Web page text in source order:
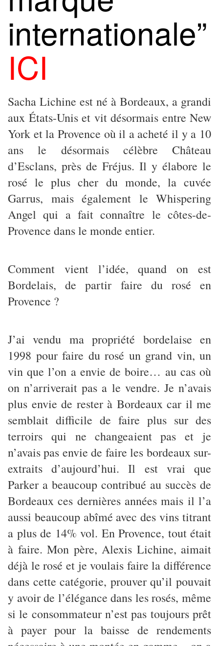
internationale”
ICI
Sacha Lichine est né à Bordeaux, a grandi
aux États-Unis et vit désormais entre New
York et la Provence où il a acheté il y a 10
ans le désormais célèbre Château
d’Esclans, près de Fréjus. Il y élabore le
rosé le plus cher du monde, la cuvée
Garrus, mais également le Whispering
Angel qui a fait connaître le côtes-de-
Provence dans le monde entier.
Comment vient l’idée, quand on est
Bordelais, de partir faire du rosé en
Provence ?
J’ai vendu ma propriété bordelaise en
1998 pour faire du rosé un grand vin, un
vin que l’on a envie de boire… au cas où
on n’arriverait pas a le vendre. Je n’avais
plus envie de rester à Bordeaux car il me
semblait difficile de faire plus sur des
terroirs qui ne changeaient pas et je
n’avais pas envie de faire les bordeaux sur-
extraits d’aujourd’hui. Il est vrai que
Parker a beaucoup contribué au succès de
Bordeaux ces dernières années mais il l’a
aussi beaucoup abîmé avec des vins titrant
a plus de 14% vol. En Provence, tout était
à faire. Mon père, Alexis Lichine, aimait
déjà le rosé et je voulais faire la différence
dans cette catégorie, prouver qu’il pouvait
y avoir de l’élégance dans les rosés, même
si le consommateur n’est pas toujours prêt
à payer pour la baisse de rendements